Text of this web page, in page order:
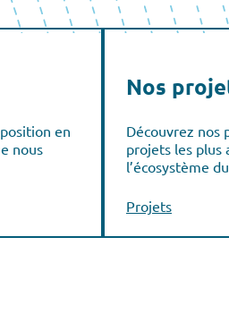
en
nous
Nos
Découvrez nos
projets les plus
l’écosystème
Projets